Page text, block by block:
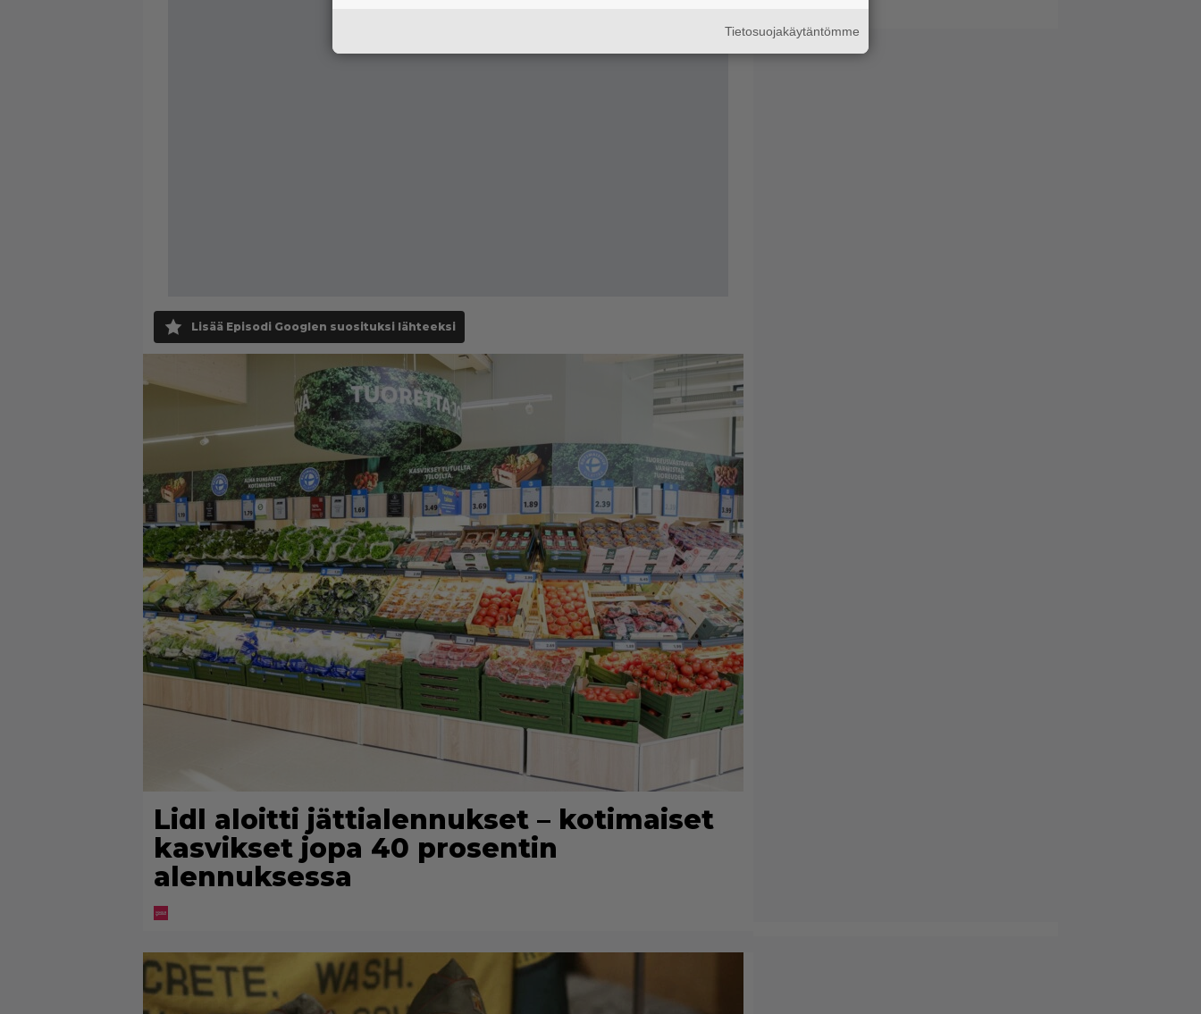
Lisää Episodi Googlen suosituksi lähteeksi
Lidl aloitti jättialennukset – kotimaiset
kasvikset jopa 40 prosentin
alennuksessa
Tietosuojakäytäntömme